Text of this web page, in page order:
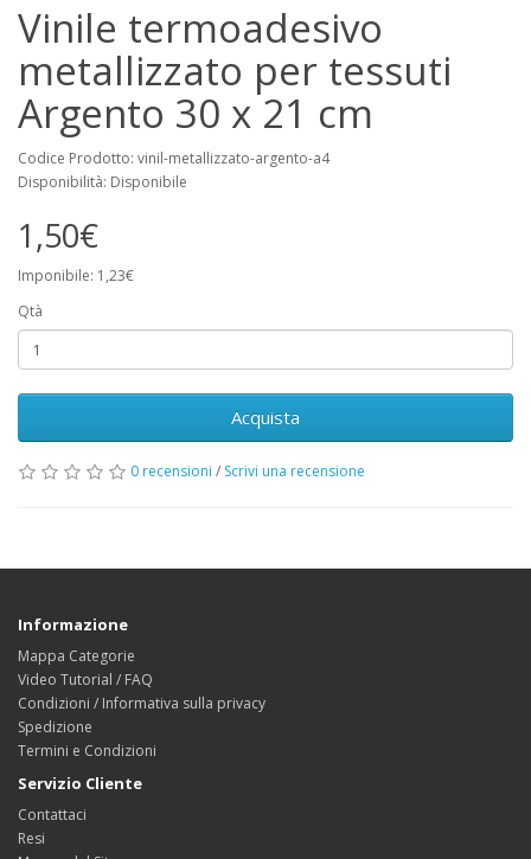
Vinile termoadesivo
metallizzato per tessuti
Argento 30 x 21 cm
Codice Prodotto: vinil-metallizzato-argento-a4
Disponibilità: Disponibile
1,50€
Imponibile: 1,23€
Qtà
Acquista
0 recensioni / Scrivi una recensione
Informazione
Mappa Categorie
Video Tutorial / FAQ
Condizioni / Informativa sulla privacy
Spedizione
Termini e Condizioni
Servizio Cliente
Contattaci
Resi